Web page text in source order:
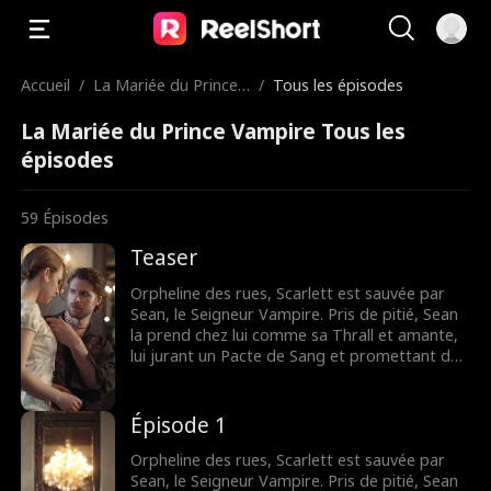
Accueil / La Mariée du Prince
/ Tous les épisodes
La Mariée du Prince Vampire Tous les
épisodes
59 Épisodes
Teaser
Orpheline des rues, Scarlett est sauvée par
Sean, le Seigneur Vampire. Pris de pitié, Sean
la prend chez lui comme sa Thrall et amante,
lui jurant un Pacte de Sang et promettant de
transforme, la laisse boire le sang de Scarlett.
Obsédé par sa nouvelle amante, Sean
abandonne Scarlett la nuit du serment, la
laissant mourir. Trahie et humiliée, Scarlett
Épisode 1
Orpheline des rues, Scarlett est sauvée par
Sean, le Seigneur Vampire. Pris de pitié, Sean